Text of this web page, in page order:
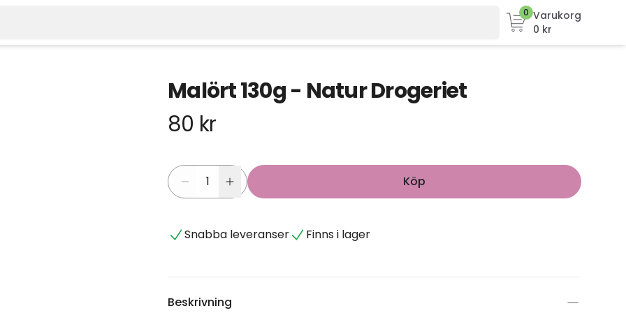
0 Varukorg
0 kr
Malört 130g - Natur Drogeriet
80 kr
Köp
Snabba leveranser Finns i lager
Beskrivning